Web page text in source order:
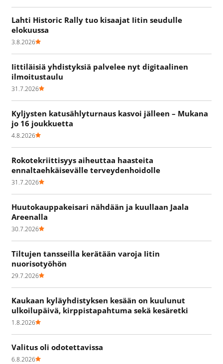
Lahti Historic Rally tuo kisaajat Iitin seudulle
elokuussa
3.8.2026
Iittiläisiä yhdistyksiä palvelee nyt digitaalinen
ilmoitustaulu
31.7.2026
Kyljysten katusählyturnaus kasvoi jälleen – Mukana
jo 16 joukkuetta
4.8.2026
Rokotekriittisyys aiheuttaa haasteita
ennaltaehkäisevälle terveydenhoidolle
31.7.2026
Huutokauppakeisari nähdään ja kuullaan Jaala
Areenalla
30.7.2026
Tiltujen tansseilla kerätään varoja Iitin
nuorisotyöhön
29.7.2026
Kaukaan kyläyhdistyksen kesään on kuulunut
ulkoilupäivä, kirppistapahtuma sekä kesäretki
1.8.2026
Valitus oli odotettavissa
6.8.2026